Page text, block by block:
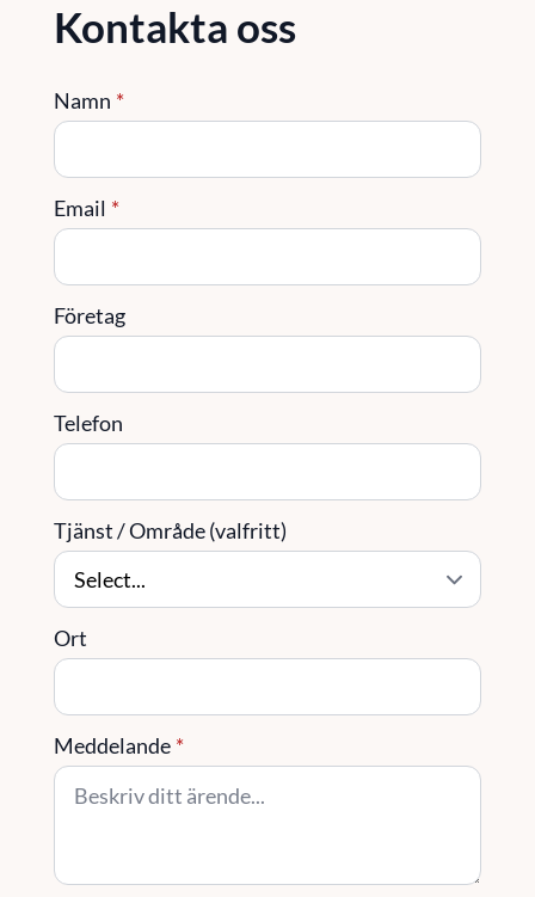
Kontakta oss
Namn *
Email *
Företag
Telefon
Tjänst / Område (valfritt)
Ort
Meddelande *